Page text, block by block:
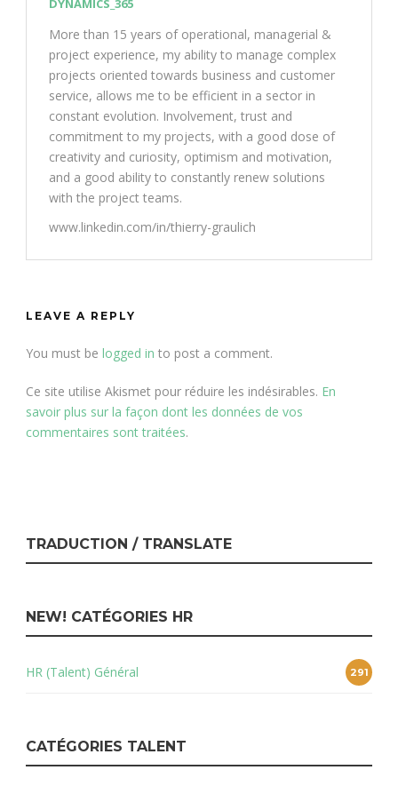
More than 15 years of operational, managerial &
project experience, my ability to manage complex
projects oriented towards business and customer
service, allows me to be efficient in a sector in
constant evolution. Involvement, trust and
commitment to my projects, with a good dose of
creativity and curiosity, optimism and motivation,
and a good ability to constantly renew solutions
with the project teams.
www.linkedin.com/in/thierry-graulich
LEAVE A REPLY
You must be logged in to post a comment.
Ce site utilise Akismet pour réduire les indésirables. En
savoir plus sur la façon dont les données de vos
commentaires sont traitées.
TRADUCTION / TRANSLATE
NEW! CATÉGORIES HR
HR (Talent) Général 291
CATÉGORIES TALENT